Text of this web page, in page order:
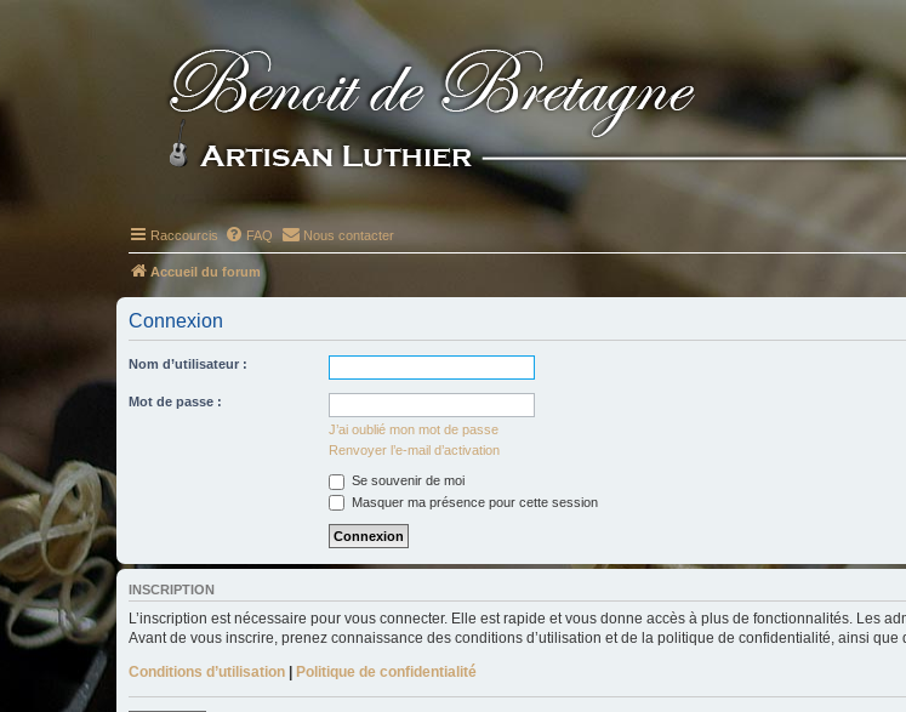
Raccourcis FAQ Nous contacter
Accueil du forum
Connexion
Nom d’utilisateur :
Mot de passe :
J’ai oublié mon mot de passe
Renvoyer l’e-mail d’activation
Se souvenir de moi
Masquer ma présence pour cette session
INSCRIPTION
L’inscription est nécessaire pour vous connecter. Elle est rapide et vous donne accès à plus de fonctionnalités. Les
Avant de vous inscrire, prenez connaissance des conditions d’utilisation et de la politique de confidentialité, ainsi que
Conditions d’utilisation | Politique de confidentialité